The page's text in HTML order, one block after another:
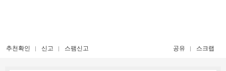
추천확인 신고 스팸신고 공유 스크랩